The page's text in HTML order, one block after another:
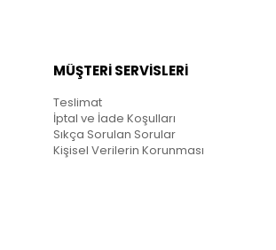
MÜŞTERİ SERVİSLERİ
Teslimat
İptal ve İade Koşulları
Sıkça Sorulan Sorular
Kişisel Verilerin Korunması